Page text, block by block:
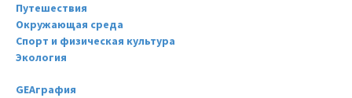
Путешествия
Окружающая среда
Спорт и физическая культура
Экология
GEAграфия